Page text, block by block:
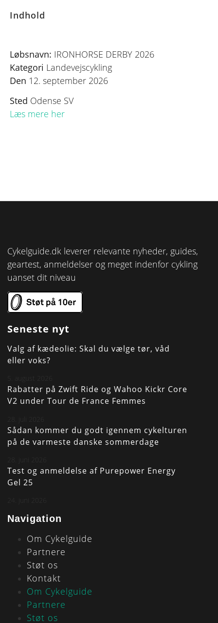
Indhold
Løbsnavn: IRONHORSE DERBY 2026
Kategori Landevejscykling
Den 12. september 2026
Sted Odense SV
Læs mere her
Cykelguide.dk leverer relevante nyheder, guides,
geartest, anmeldelser og meget indenfor cykling
uanset dit niveau
Seneste nyt
Valg af kædeolie: Skal du vælge tør, våd
eller voks?
5. august 2026
Rabatter på Zwift Ride og Wahoo Kickr Core
V2 under Tour de France Femmes
28. juli 2026
Sådan kommer du godt igennem cykelturen
på de varmeste danske sommerdage
28. juni 2026
Test og anmeldelse af Purepower Energy
Gel 25
24. juni 2026
Navigation
Om Cykelguide
Partnere
Støt os
Kontakt
Om Cykelguide
Partnere
Støt os